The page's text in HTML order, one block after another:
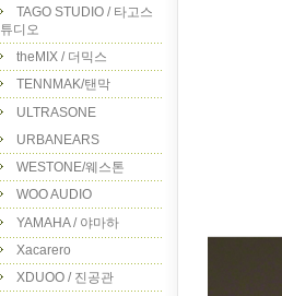
TAGO STUDIO / 타고스
튜디오
theMIX / 더믹스
TENNMAK/탠막
ULTRASONE
URBANEARS
WESTONE/웨스톤
WOO AUDIO
YAMAHA / 야마하
Xacarero
XDUOO / 진공관